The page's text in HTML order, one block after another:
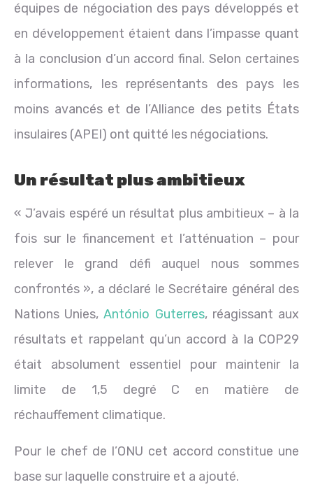
équipes de négociation des pays développés et
en développement étaient dans l’impasse quant
à la conclusion d’un accord final. Selon certaines
informations, les représentants des pays les
moins avancés et de l’Alliance des petits États
insulaires (APEI) ont quitté les négociations.
Un résultat plus ambitieux
« J’avais espéré un résultat plus ambitieux – à la
fois sur le financement et l’atténuation – pour
relever le grand défi auquel nous sommes
confrontés », a déclaré le Secrétaire général des
Nations Unies,António Guterres, réagissant aux
résultats et rappelant qu’un accord à la COP29
était absolument essentiel pour maintenir la
limite de 1,5 degré C en matière de
réchauffement climatique.
Pour le chef de l’ONU cet accord constitue une
base sur laquelle construire et a ajouté.